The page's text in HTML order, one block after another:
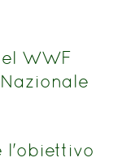
WWF
l'obiettivo